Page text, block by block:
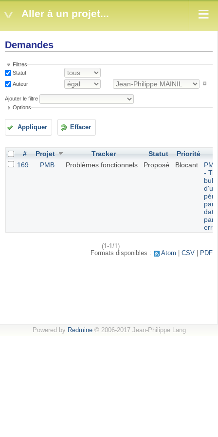
Aller à un projet...
Demandes
Filtres
Statut
Auteur
Ajouter le filtre
Options
Appliquer Effacer
# Projet Tracker Statut Priorité
169
PMB Problèmes fonctionnels Proposé Blocant
- Tri
d'un
par
(1-1/1)
Formats disponibles :
Atom CSV PDF
Powered by Redmine© 2006-2017 Jean-Philippe Lang